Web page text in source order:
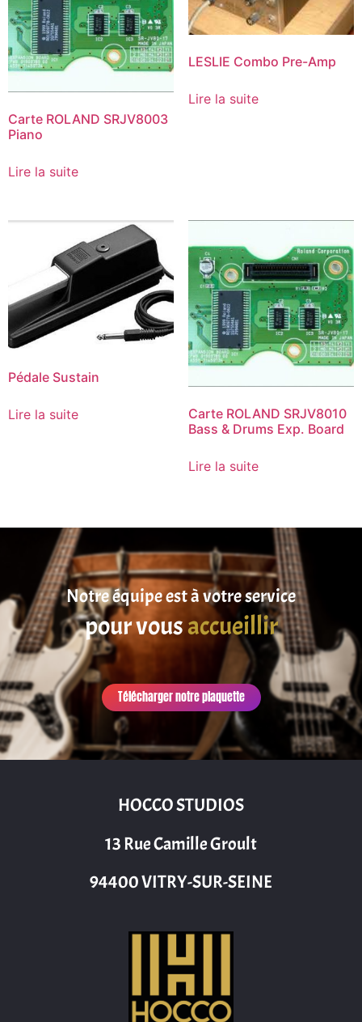
Carte ROLAND SRJV8003
Piano
Lire la suite
LESLIE Combo Pre-Amp
Lire la suite
Pédale Sustain
Lire la suite
Carte ROLAND SRJV8010
Bass & Drums Exp. Board
Lire la suite
Notre équipe est à votre service
pour vousaccueillir
Télécharger notre plaquette
HOCCO STUDIOS
13 Rue Camille Groult
94400 VITRY-SUR-SEINE